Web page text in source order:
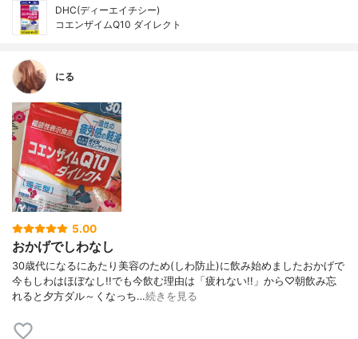
DHC(ディーエイチシー)
コエンザイムQ10 ダイレクト
にる
5.00
おかげでしわなし
30歳代になるにあたり美容のため(しわ防止)に飲み始めましたおかげで
今もしわはほぼなし!!でも今飲む理由は「疲れない!!」から♡朝飲み忘
れると夕方ダル～くなっち…続きを見る